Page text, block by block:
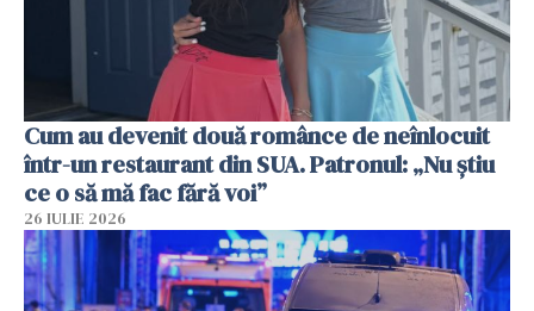
Cum au devenit două românce de neînlocuit
într-un restaurant din SUA. Patronul: „Nu știu
ce o să mă fac fără voi”
26 IULIE 2026